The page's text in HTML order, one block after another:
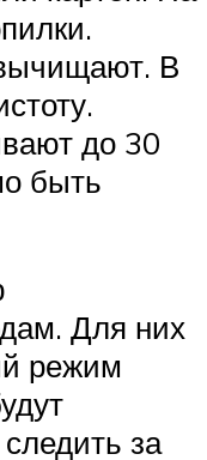
В
до 30
быть
Для них
режим
за